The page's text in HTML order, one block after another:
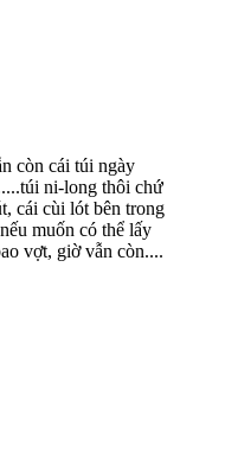
còn cái túi ngày
ni-long thôi chứ
cái cùi lót bên trong
muốn có thể lấy
vợt, giờ vẫn còn....